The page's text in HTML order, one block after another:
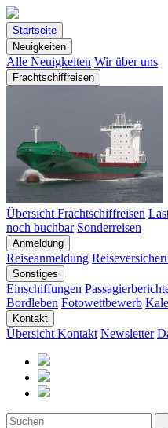
Startseite
Neuigkeiten
Alle Neuigkeiten Wir über uns
Frachtschiffreisen
Übersicht Frachtschiffreisen
noch buchbar Sonderreisen
Anmeldung
Reiseanmeldung
Sonstiges
Einschiffungen
Bordleben Fotowettbewerb
Kontakt
Übersicht Kontakt Newsletter